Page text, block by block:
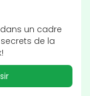
un cadre
de la